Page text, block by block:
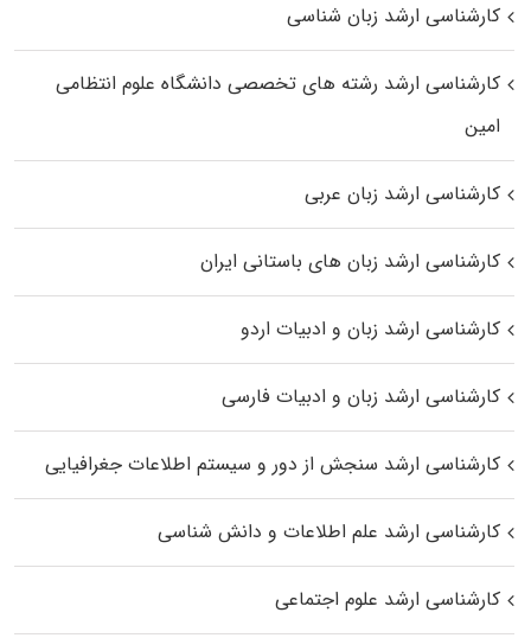
کارشناسی ارشد زبان شناسی
کارشناسی ارشد رﺷﺘﻪ ﻫﺎی تخصصی داﻧﺸﮕﺎه ﻋﻠﻮم انتظامی
اﻣﻴﻦ
کارشناسی ارشد زبان عربی
کارشناسی ارشد زبان‌ های باستانی ایران
کارشناسی ارشد زبان و ادبیات اردو
کارشناسی ارشد زبان و ادبیات فارسی
کارشناسی ارشد سنجش از دور و سیستم اطلاعات جغرافیایی
کارشناسی ارشد علم اطلاعات و دانش شناسی
کارشناسی ارشد علوم اجتماعی